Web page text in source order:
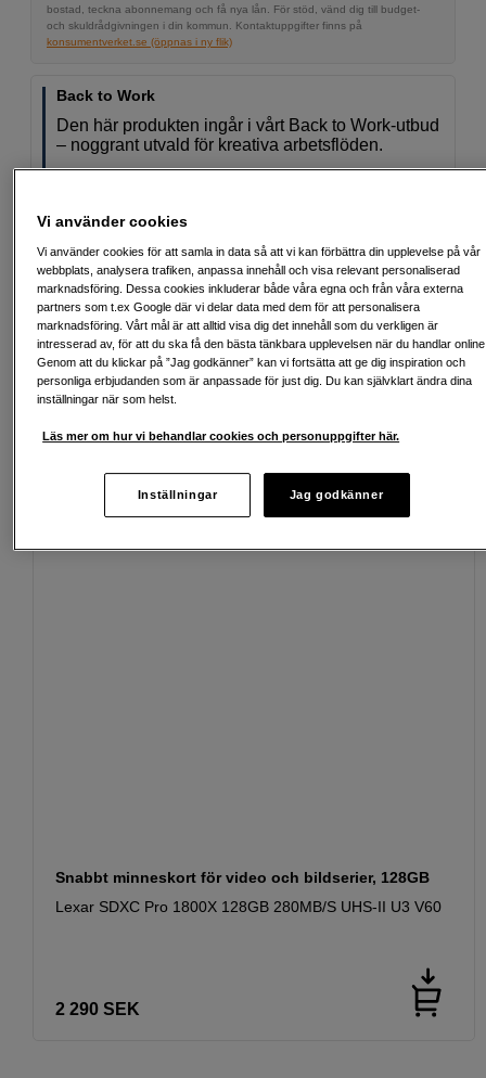
bostad, teckna abonnemang och få nya lån. För stöd, vänd dig till budget-
och skuldrådgivningen i din kommun. Kontaktuppgifter finns på
konsumentverket.se (öppnas i ny flik)
Back to Work
Den här produkten ingår i vårt Back to Work-utbud
– noggrant utvald för kreativa arbetsflöden.
Läs mer
Fri frakt vid köp över 1 500 kronor
Köp nu och betala inom 30 dagar
Personlig service och expertrådgivning
Passande tillbehör Se fler tillbehör
Snabbt minneskort för video och bildserier, 128GB
Lexar SDXC Pro 1800X 128GB 280MB/S UHS-II U3 V60
2 290 SEK
Vi använder cookies
Vi använder cookies för att samla in data så att vi kan förbättra din upplevelse på vår
webbplats, analysera trafiken, anpassa innehåll och visa relevant personaliserad
marknadsföring. Dessa cookies inkluderar både våra egna och från våra externa
partners som t.ex Google där vi delar data med dem för att personalisera
marknadsföring. Vårt mål är att alltid visa dig det innehåll som du verkligen är
intresserad av, för att du ska få den bästa tänkbara upplevelsen när du handlar
Genom att du klickar på ”Jag godkänner” kan vi fortsätta att ge dig inspiration och
personliga erbjudanden som är anpassade för just dig. Du kan självklart ändra dina
inställningar när som helst.
Läs mer om hur vi behandlar cookies och personuppgifter här.
Inställningar Jag godkänner